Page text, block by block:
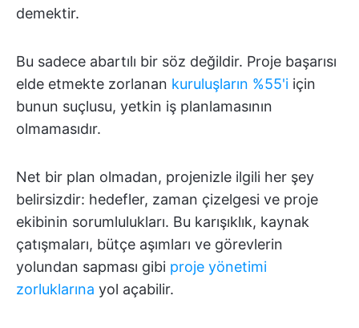
demektir.
Bu sadece abartılı bir söz değildir. Proje başarısı
elde etmekte zorlanan kuruluşların %55'i için
bunun suçlusu, yetkin iş planlamasının
olmamasıdır.
Net bir plan olmadan, projenizle ilgili her şey
belirsizdir: hedefler, zaman çizelgesi ve proje
ekibinin sorumlulukları. Bu karışıklık, kaynak
çatışmaları, bütçe aşımları ve görevlerin
yolundan sapması gibi proje yönetimi
zorluklarına yol açabilir.